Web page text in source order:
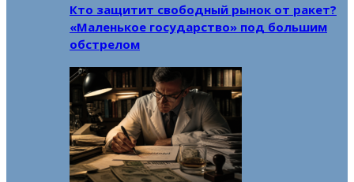
Кто защитит свободный рынок от ракет?
«Маленькое государство» под большим
обстрелом